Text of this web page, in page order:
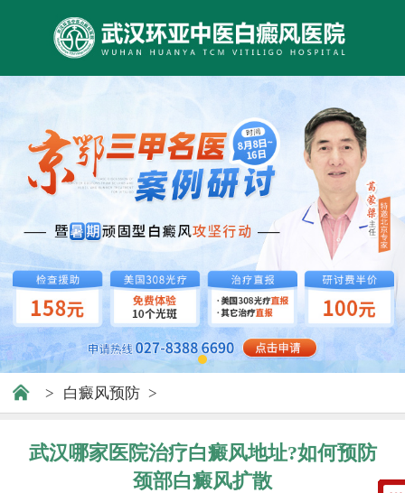
> 白癜风预防 >
武汉哪家医院治疗白癜风地址?如何预防
颈部白癜风扩散